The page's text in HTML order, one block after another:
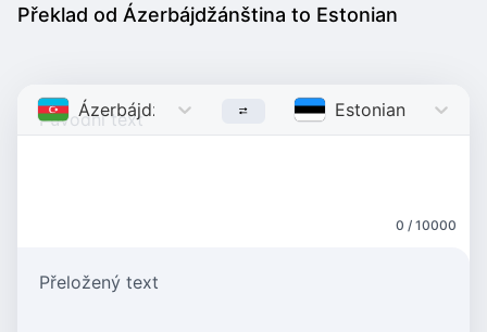
Překlad od Ázerbájdžánština to Estonian
Ázerbájdžánština Azerbaijani Estonian Estonian
0 / 10000
Přeložený text